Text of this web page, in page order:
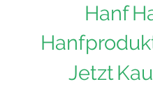
Hanf
Jetzt